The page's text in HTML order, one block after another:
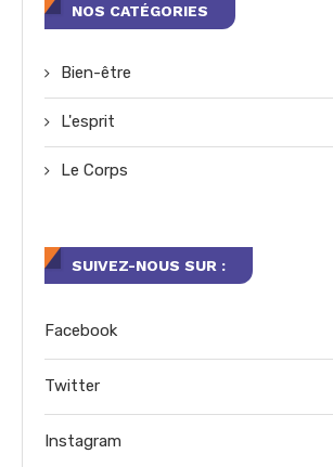
NOS CATÉGORIES
Bien-être
L'esprit
Le Corps
SUIVEZ-NOUS SUR :
Facebook
Twitter
Instagram